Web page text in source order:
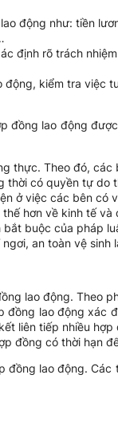
động như: tiền
định rõ trách
kiểm tra việc
đồng lao động
thực. Theo đó,
có quyền tự do
ở việc các bên có
hơn về kinh tế và
buộc của pháp
an toàn vệ
lao động. Theo
lao động xác
liên tiếp nhiều
đồng có thời hạn
lao động.